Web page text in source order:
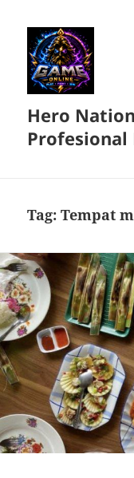
Hero
Tag:Tempat